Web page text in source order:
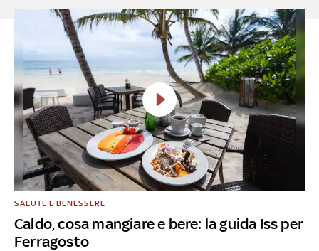
Caldo, cosa mangiare e bere: la guida Iss per
Ferragosto
SALUTE E BENESSERE